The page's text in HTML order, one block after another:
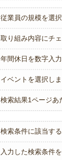
従業員の規模を選択
取り組み内容にチ
年間休日を数字入力
イベントを選択しま
検索結果1ページあ
検索条件に該当す
入力した検索条件